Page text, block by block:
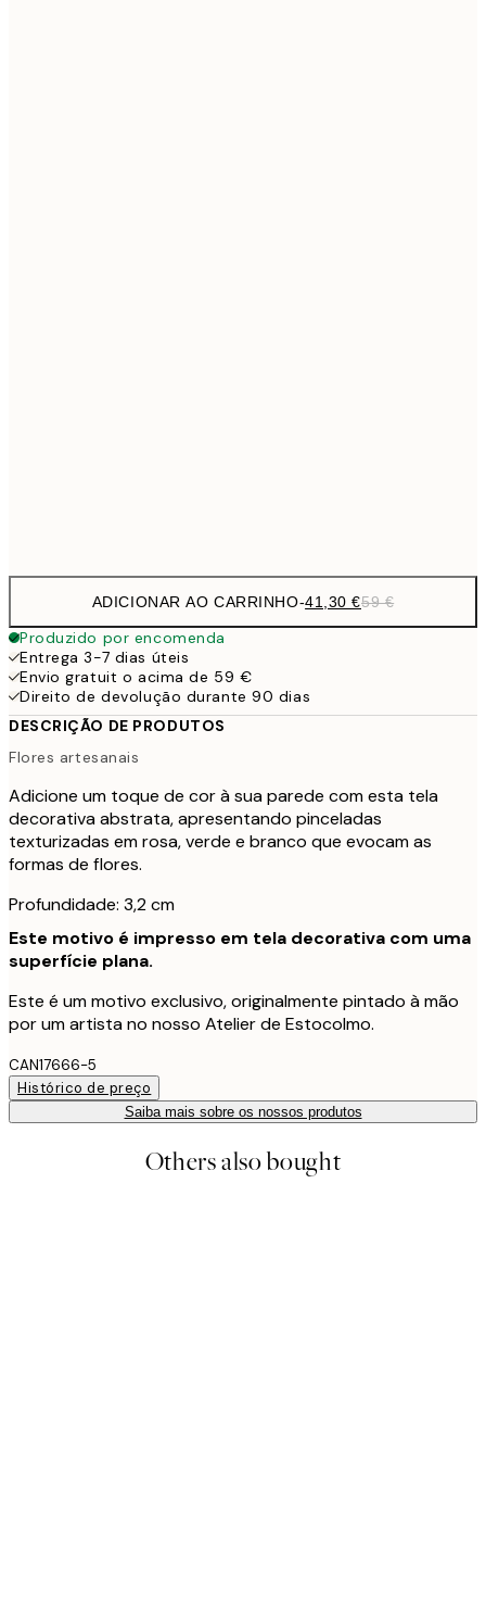
ADICIONAR AO CARRINHO-41,30 €59 €
Produzido por encomenda
Entrega 3-7 dias úteis
Envio gratuit o acima de 59 €
Direito de devolução durante 90 dias
DESCRIÇÃO DE PRODUTOS
Flores artesanais
Adicione um toque de cor à sua parede com esta tela
decorativa abstrata, apresentando pinceladas
texturizadas em rosa, verde e branco que evocam as
formas de flores.
Profundidade: 3,2 cm
Este motivo é impresso em tela decorativa com uma
superfície plana.
Este é um motivo exclusivo, originalmente pintado à mão
por um artista no nosso Atelier de Estocolmo.
CAN17666-5
Histórico de preço
Saiba mais sobre os nossos produtos
Others also bought